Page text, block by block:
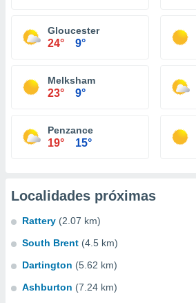
Gloucester
24° 9°
Melksham
23° 9°
Penzance
19° 15°
Localidades próximas
Rattery (2.07 km)
South Brent (4.5 km)
Dartington (5.62 km)
Ashburton (7.24 km)